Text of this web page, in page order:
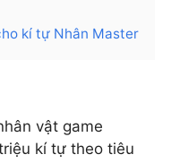
kí tự Nhân Master
vật game
kí tự theo tiêu